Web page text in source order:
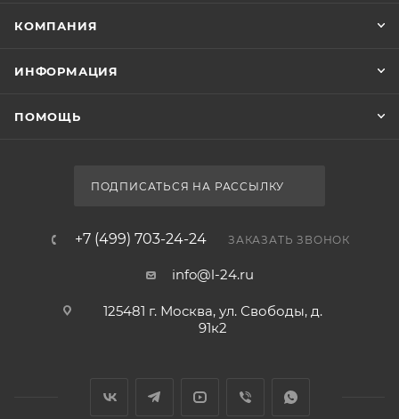
КОМПАНИЯ
ИНФОРМАЦИЯ
ПОМОЩЬ
ПОДПИСАТЬСЯ НА РАССЫЛКУ
+7 (499) 703-24-24 ЗАКАЗАТЬ ЗВОНОК
info@l-24.ru
125481 г. Москва, ул. Свободы, д.
91к2